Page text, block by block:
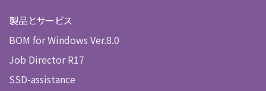
製品とサービス
BOM for Windows Ver.8.0
Job Director R17
SSD-assistance